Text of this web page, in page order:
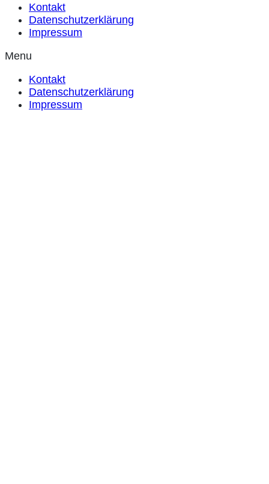
Kontakt
Datenschutzerklärung
Impressum
Menu
Kontakt
Datenschutzerklärung
Impressum